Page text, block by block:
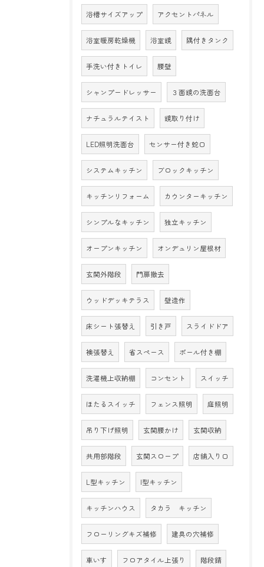
浴槽サイズアップ アクセントパネル
浴室暖房乾燥機 浴室鏡 隅付きタンク
手洗い付きトイレ 腰壁
シャンプードレッサー ３面鏡の洗面台
ナチュラルテイスト 鏡取り付け
LED照明洗面台 センサー付き蛇口
システムキッチン ブロックキッチン
キッチンリフォーム カウンターキッチン
シンプルなキッチン 独立キッチン
オープンキッチン オンデュリン屋根材
玄関外階段 門扉撤去
ウッドデッキテラス 壁造作
床シート張替え 引き戸 スライドドア
襖張替え 省スペース ポール付き棚
洗濯機上収納棚 コンセント スイッチ
ほたるスイッチ フェンス照明 庭照明
吊り下げ照明 玄関腰かけ 玄関収納
共用部階段 玄関スロープ 店舗入り口
L型キッチン I型キッチン
キッチンハウス タカラ キッチン
フローリングキズ補修 建具の穴補修
車いす フロアタイル上張り 階段錆